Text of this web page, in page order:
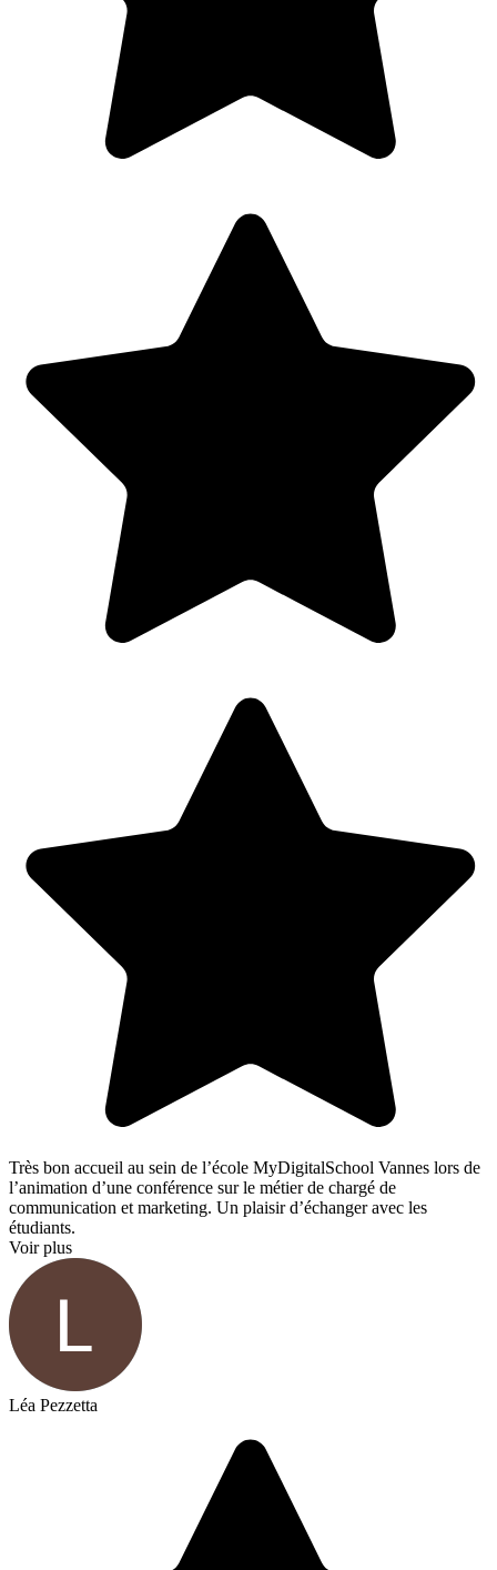
Très bon accueil au sein de l’école MyDigitalSchool Vannes lors de
l’animation d’une conférence sur le métier de chargé de
communication et marketing. Un plaisir d’échanger avec les
étudiants.
Voir plus
Léa Pezzetta